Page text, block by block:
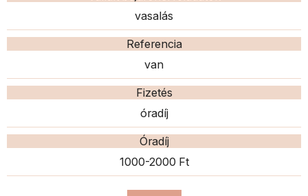
vasalás
Referencia
van
Fizetés
óradíj
Óradíj
1000-2000 Ft